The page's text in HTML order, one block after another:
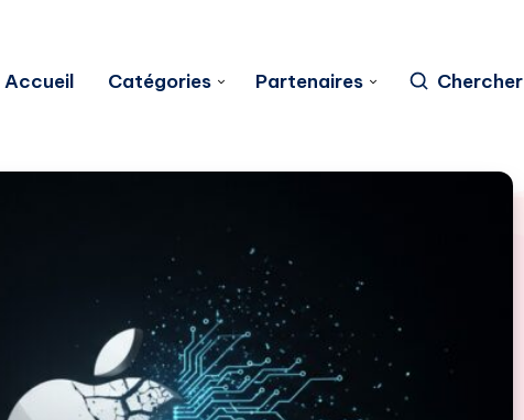
Accueil Catégories Partenaires Chercher